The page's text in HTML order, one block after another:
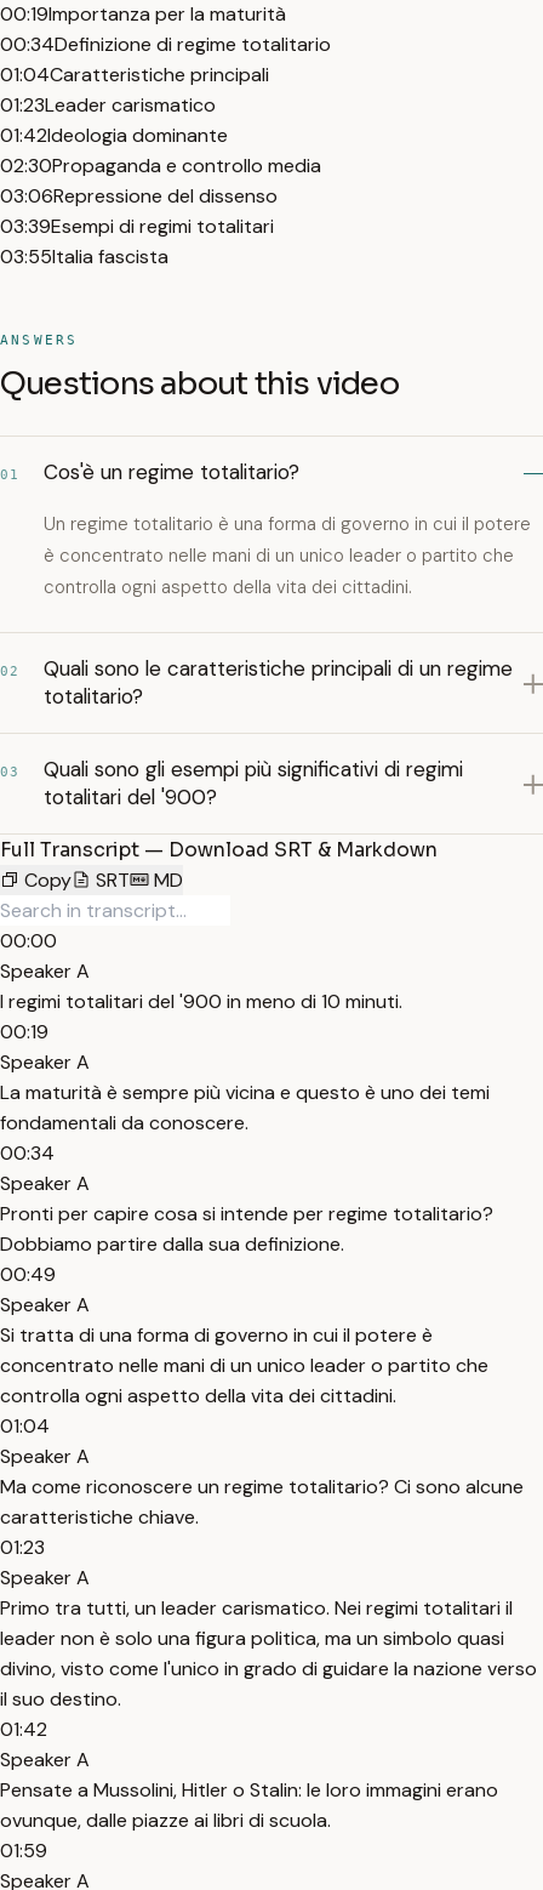
00:19Importanza per la maturità
00:34Definizione di regime totalitario
01:04Caratteristiche principali
01:23Leader carismatico
01:42Ideologia dominante
02:30Propaganda e controllo media
03:06Repressione del dissenso
03:39Esempi di regimi totalitari
03:55Italia fascista
ANSWERS
Questions about this video
01 Cos'è un regime totalitario?
Un regime totalitario è una forma di governo in cui il potere
è concentrato nelle mani di un unico leader o partito che
controlla ogni aspetto della vita dei cittadini.
02
Quali sono le caratteristiche principali di un regime
totalitario?
03
Quali sono gli esempi più significativi di regimi
totalitari del '900?
Full Transcript — Download SRT & Markdown
Copy
SRT MD
00:00
Speaker A
I regimi totalitari del '900 in meno di 10 minuti.
00:19
Speaker A
La maturità è sempre più vicina e questo è uno dei temi
fondamentali da conoscere.
00:34
Speaker A
Pronti per capire cosa si intende per regime totalitario?
Dobbiamo partire dalla sua definizione.
00:49
Speaker A
Si tratta di una forma di governo in cui il potere è
concentrato nelle mani di un unico leader o partito che
controlla ogni aspetto della vita dei cittadini.
01:04
Speaker A
Ma come riconoscere un regime totalitario? Ci sono alcune
caratteristiche chiave.
01:23
Speaker A
Primo tra tutti, un leader carismatico. Nei regimi totalitari il
leader non è solo una figura politica, ma un simbolo quasi
divino, visto come l'unico in grado di guidare la nazione verso
il suo destino.
01:42
Speaker A
Pensate a Mussolini, Hitler o Stalin: le loro immagini erano
ovunque, dalle piazze ai libri di scuola.
01:59
Speaker A